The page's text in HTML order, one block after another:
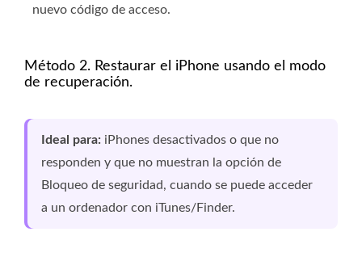
nuevo código de acceso.
Método 2. Restaurar el iPhone usando el modo
de recuperación.
Ideal para: iPhones desactivados o que no
responden y que no muestran la opción de
Bloqueo de seguridad, cuando se puede acceder
a un ordenador con iTunes/Finder.